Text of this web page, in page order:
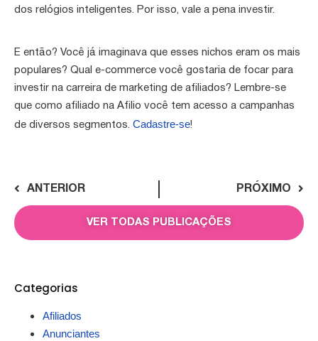
dos relógios inteligentes. Por isso, vale a pena investir.
E então? Você já imaginava que esses nichos eram os mais
populares? Qual e-commerce você gostaria de focar para
investir na carreira de marketing de afiliados? Lembre-se
que como afiliado na Afilio você tem acesso a campanhas
de diversos segmentos. Cadastre-se!
ANTERIOR PRÓXIMO
VER TODAS PUBLICAÇÕES
Categorias
Afiliados
Anunciantes